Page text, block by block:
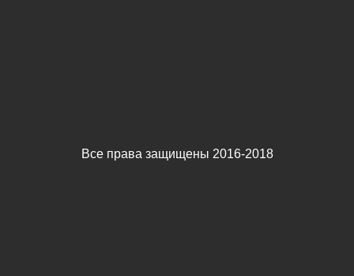
Все права защищены 2016-2018